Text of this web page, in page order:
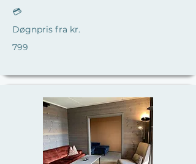
💳
Døgnpris fra kr.
799